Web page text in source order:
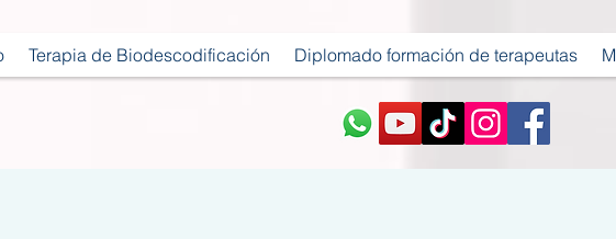
Terapia de Biodescodificación Diplomado formación de terapeutas